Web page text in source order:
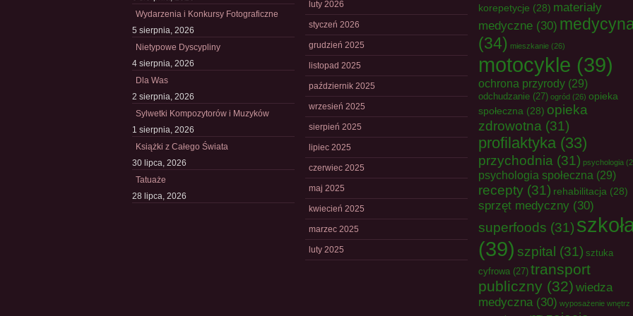
Wydarzenia i Konkursy Fotograficzne
5 sierpnia, 2026
Nietypowe Dyscypliny
4 sierpnia, 2026
Dla Was
2 sierpnia, 2026
Sylwetki Kompozytorów i Muzyków
1 sierpnia, 2026
Książki z Całego Świata
30 lipca, 2026
Tatuaże
28 lipca, 2026
luty 2026
styczeń 2026
grudzień 2025
listopad 2025
październik 2025
wrzesień 2025
sierpień 2025
lipiec 2025
czerwiec 2025
maj 2025
kwiecień 2025
marzec 2025
luty 2025
korepetycje (28) materiały
medyczne (30)
(34) mieszkanie (26)
motocykle (39)
ochrona przyrody (29)
odchudzanie (27) ogród (26) opieka
społeczna (28) opieka
zdrowotna (31)
profilaktyka (33)
przychodnia (31) psychologia
psychologia społeczna (29)
recepty (31) rehabilitacja (28)
sprzęt medyczny (30)
superfoods (31)
(39) szpital (31) sztuka
cyfrowa (27) transport
publiczny (32) wiedza
medyczna(30) wyposażenie wnętrz